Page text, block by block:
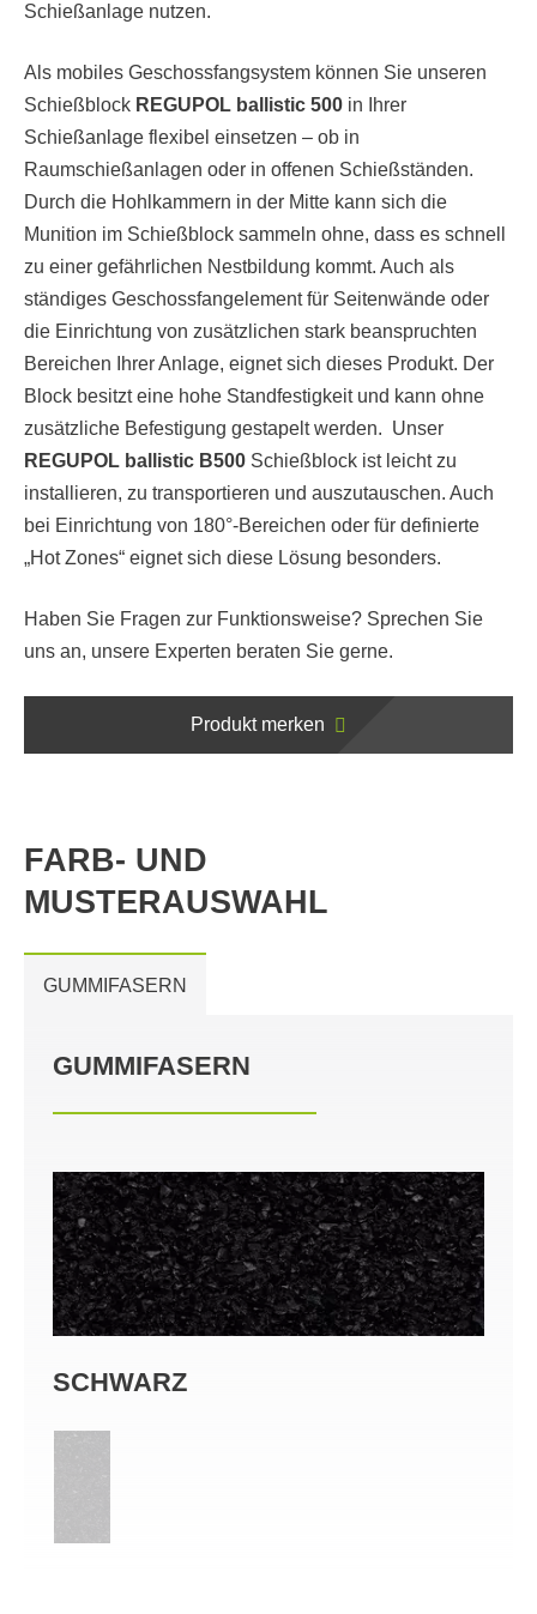
Schießanlage nutzen.
Als mobiles Geschossfangsystem können Sie unseren
Schießblock REGUPOL ballistic 500 in Ihrer
Schießanlage flexibel einsetzen – ob in
Raumschießanlagen oder in offenen Schießständen.
Durch die Hohlkammern in der Mitte kann sich die
Munition im Schießblock sammeln ohne, dass es schnell
zu einer gefährlichen Nestbildung kommt. Auch als
ständiges Geschossfangelement für Seitenwände oder
die Einrichtung von zusätzlichen stark beanspruchten
Bereichen Ihrer Anlage, eignet sich dieses Produkt. Der
Block besitzt eine hohe Standfestigkeit und kann ohne
zusätzliche Befestigung gestapelt werden. Unser
REGUPOL ballistic B500 Schießblock ist leicht zu
installieren, zu transportieren und auszutauschen. Auch
bei Einrichtung von 180°-Bereichen oder für definierte
„Hot Zones“ eignet sich diese Lösung besonders.
Haben Sie Fragen zur Funktionsweise? Sprechen Sie
uns an, unsere Experten beraten Sie gerne.
Produkt merken
FARB- UND
MUSTERAUSWAHL
GUMMIFASERN
GUMMIFASERN
SCHWARZ